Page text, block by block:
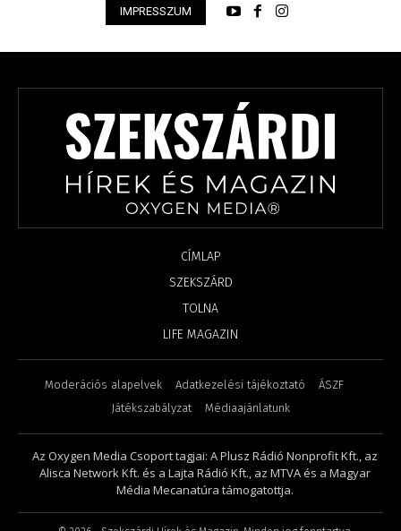
IMPRESSZUM
CÍMLAP
SZEKSZÁRD
TOLNA
LIFE MAGAZIN
Moderációs alapelvek Adatkezelési tájékoztató
ÁSZF
Játékszabályzat
Médiaajánlatunk
Az Oxygen Media Csoport tagjai: A Plusz Rádió Nonprofit Kft., az
Alisca Network Kft. és a Lajta Rádió Kft., az MTVA és a Magyar
Média Mecanatúra támogatottja.